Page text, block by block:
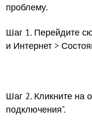
проблему.
Шаг 1. Перейдите
и Интернет >
Шаг 2. Кликните на
подключения".